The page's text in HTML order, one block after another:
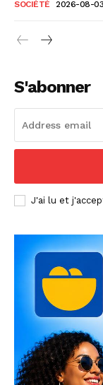
SOCIÉTÉ 2026-08-03
S'abonner
J'ai lu et